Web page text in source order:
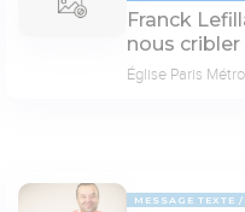
Franck
nous
Église Paris
MESSAGE TEXTE